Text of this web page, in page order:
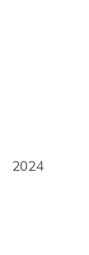
2024